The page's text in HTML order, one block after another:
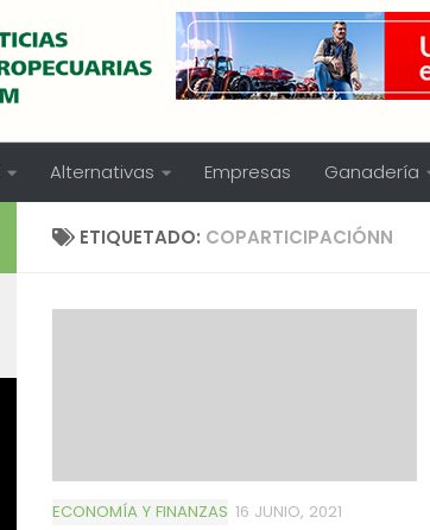
Alternativas Empresas Ganadería
ETIQUETADO: COPARTICIPACIÓNN
ECONOMÍA Y FINANZAS 16 JUNIO, 2021